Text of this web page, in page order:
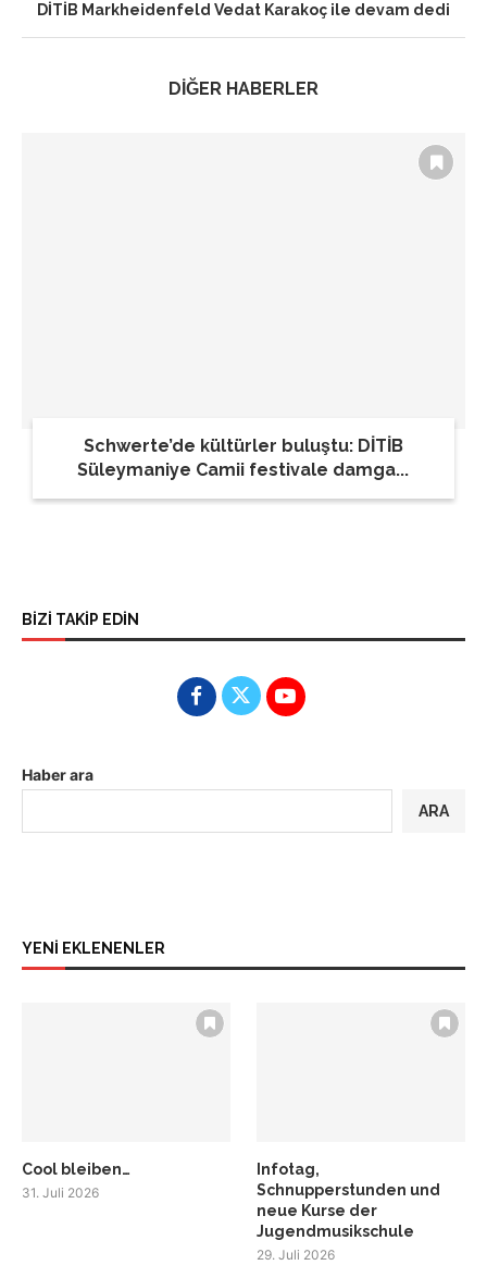
DİTİB Markheidenfeld Vedat Karakoç ile devam dedi
DİĞER HABERLER
Schwerte’de kültürler buluştu: DİTİB
Süleymaniye Camii festivale damga...
BİZİ TAKİP EDİN
Haber ara
ARA
YENİ EKLENENLER
Cool bleiben…
31. Juli 2026
Infotag,
Schnupperstunden und
neue Kurse der
Jugendmusikschule
29. Juli 2026